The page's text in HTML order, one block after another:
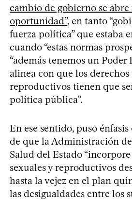
cambio de gobierno se abre
oportunidad”, en tanto
fuerza política” que estaba
cuando “estas normas
“además tenemos un Poder
alinea con que los derechos
reproductivos tienen que
política pública”.
En ese sentido, puso
de que la Administración
Salud del Estado
sexuales y reproductivos
hasta la vejez en el plan
las desigualdades entre los